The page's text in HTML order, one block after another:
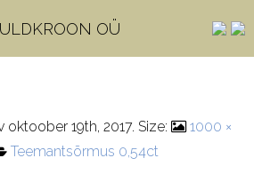
gioielli-
oktoober 19th, 2017. Size:
1000 ×
Teemantsõrmus 0,54ct
OÜ